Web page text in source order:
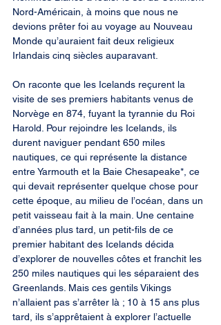
Nord-Américain, à moins que nous ne
devions prêter foi au voyage au Nouveau
Monde qu’auraient fait deux religieux
Irlandais cinq siècles auparavant.
On raconte que les Icelands reçurent la
visite de ses premiers habitants venus de
Norvège en 874, fuyant la tyrannie du Roi
Harold. Pour rejoindre les Icelands, ils
durent naviguer pendant 650 miles
nautiques, ce qui représente la distance
entre Yarmouth et la Baie Chesapeake*, ce
qui devait représenter quelque chose pour
cette époque, au milieu de l’océan, dans un
petit vaisseau fait à la main. Une centaine
d’années plus tard, un petit-fils de ce
premier habitant des Icelands décida
d’explorer de nouvelles côtes et franchit les
250 miles nautiques qui les séparaient des
Greenlands. Mais ces gentils Vikings
n’allaient pas s’arrêter là ; 10 à 15 ans plus
tard, ils s’apprêtaient à explorer l’actuelle